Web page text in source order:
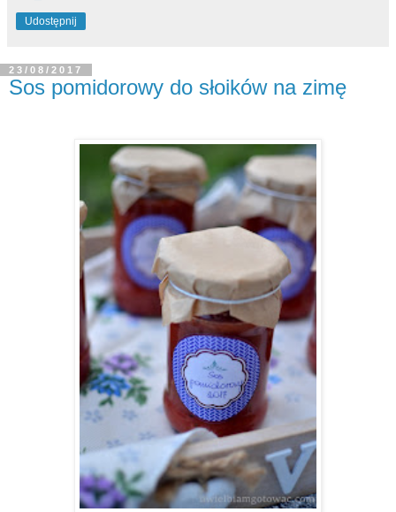
Udostępnij
23/08/2017
Sos pomidorowy do słoików na zimę